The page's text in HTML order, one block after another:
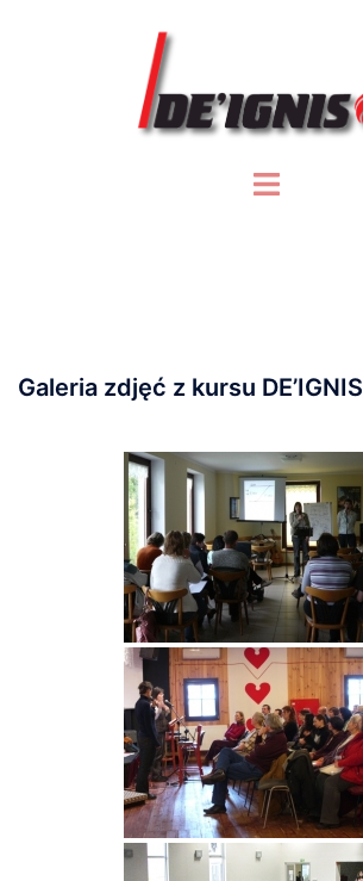
Przełącz
Galeria zdjęć z kursu DE’IGNIS